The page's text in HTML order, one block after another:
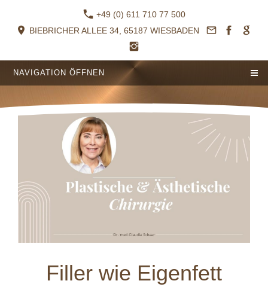
+49 (0) 611 710 77 500
BIEBRICHER ALLEE 34, 65187 WIESBADEN
NAVIGATION ÖFFNEN
Filler wie Eigenfett